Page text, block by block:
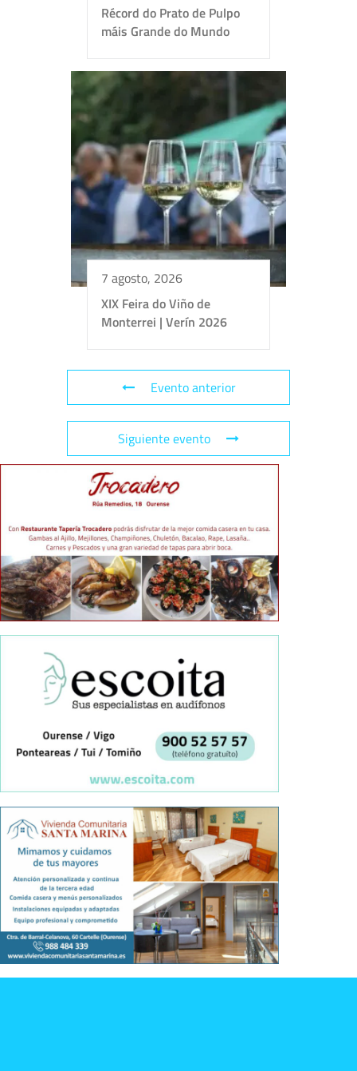
Récord do Prato de Pulpo
máis Grande do Mundo
7 agosto, 2026
XIX Feira do Viño de
Monterrei | Verín 2026
Evento anterior
Siguiente evento